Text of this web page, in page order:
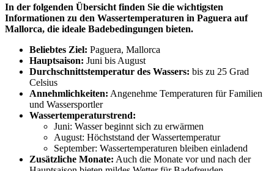
In der folgenden Übersicht finden Sie die wichtigsten
Informationen zu den Wassertemperaturen in Paguera auf
Mallorca, die ideale Badebedingungen bieten.
Beliebtes Ziel: Paguera, Mallorca
Hauptsaison: Juni bis August
Durchschnittstemperatur des Wassers: bis zu 25 Grad
Celsius
Annehmlichkeiten: Angenehme Temperaturen für Familien
und Wassersportler
Wassertemperaturstrend:
Juni: Wasser beginnt sich zu erwärmen
August: Höchststand der Wassertemperatur
September: Wassertemperaturen bleiben einladend
Zusätzliche Monate: Auch die Monate vor und nach der